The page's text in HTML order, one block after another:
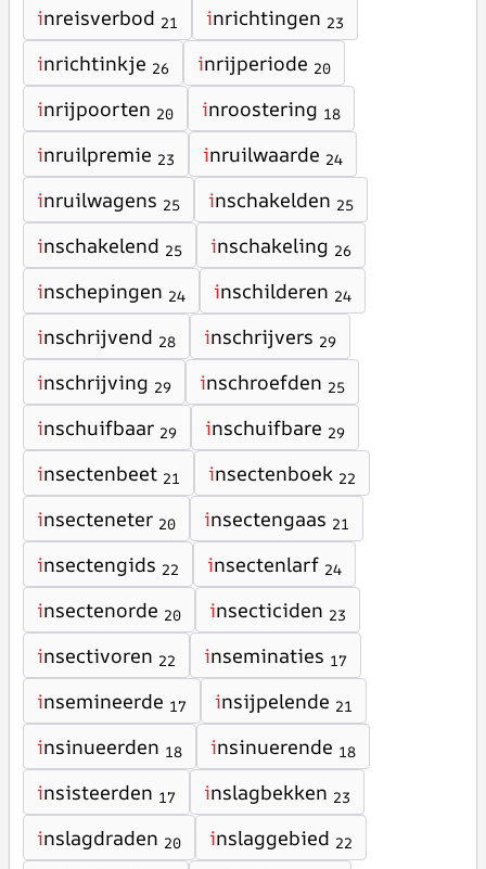
inreisverbod 21 inrichtingen 23
inrichtinkje 26 inrijperiode 20
inrijpoorten 20 inroostering 18
inruilpremie 23 inruilwaarde 24
inruilwagens 25 inschakelden 25
inschakelend 25 inschakeling 26
inschepingen 24 inschilderen 24
inschrijvend 28 inschrijvers 29
inschrijving 29 inschroefden 25
inschuifbaar 29 inschuifbare 29
insectenbeet 21 insectenboek 22
insecteneter 20 insectengaas 21
insectengids 22 insectenlarf 24
insectenorde 20 insecticiden 23
insectivoren 22 inseminaties 17
insemineerde 17 insijpelende 21
insinueerden 18 insinuerende 18
insisteerden 17 inslagbekken 23
inslagdraden 20 inslaggebied 22